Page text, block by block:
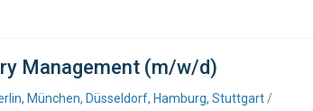
Management (m/w/d)
München, Düsseldorf, Hamburg, Stuttgart/